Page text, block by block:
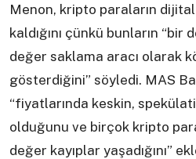
Menon, kripto paraların dijital
kaldığını çünkü bunların “bir
değer saklama aracı olarak
gösterdiğini” söyledi. MAS
“fiyatlarında keskin,
olduğunu ve birçok kripto para
değer kayıplar yaşadığını”